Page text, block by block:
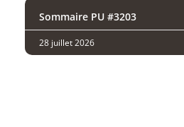
Sommaire PU #3203
28 juillet 2026